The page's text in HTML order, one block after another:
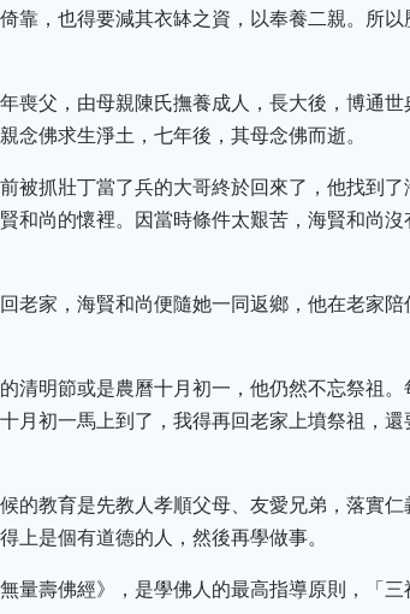
靠，也得要減其衣缽之資，以奉養二親。所
喪父，由母親陳氏撫養成人，長大後，博通
念佛求生淨土，七年後，其母念佛而逝。
被抓壯丁當了兵的大哥終於回來了，他找到
和尚的懷裡。因當時條件太艱苦，海賢和尚沒
老家，海賢和尚便隨她一同返鄉，他在老家
清明節或是農曆十月初一，他仍然不忘祭祖
月初一馬上到了，我得再回老家上墳祭祖，
的教育是先教人孝順父母、友愛兄弟，落實
上是個有道德的人，然後再學做事。
量壽佛經》，是學佛人的最高指導原則，「三